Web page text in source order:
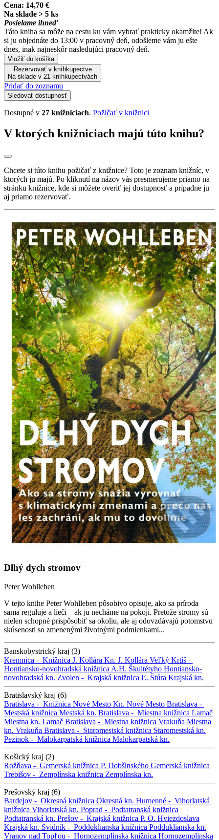
Cena: 14,70 €
Na sklade > 5 ks
Posielame ihneď
Táto kniha sa môže na cestu ku vám vybrať prakticky okamžite! Ak
si ju objednáte do 13:00 v pracovný deň, odošleme vám ju ešte
dnes, inak najneskôr nasledujúci pracovný deň.
Vložiť do košíka
Rezervovať v kníhkupectve
Na sklade v 21 kníhkupectvách
Pridať do zoznamu
Sledovať dostupnosť
Dostupné v 27 knižniciach. Požičať v knižnici
V ktorých knižniciach majú túto knihu?
Chcete si túto knihu požičať z knižnice? Toto je zoznam knižníc, v
ktorých ju majú. Po kliknutí na názov vás presmerujeme priamo na
stránku knižnice, kde si môžete overiť jej dostupnosť a prípadne ju
aj priamo rezervovať.
Dlhý dych stromov
Peter Wohlleben
V tejto knihe Peter Wohlleben pôsobivo opisuje, ako sa príroda
sama reguluje a lieči – ak ju necháme na pokoji. Pretože stromy sú
nielen schopné prispôsobiť sa okoliu, ale aj odovzdávajú potomstvu
skúsenosti so zmenenými životnými podmienkami...
Banskobystrický kraj (3)
Kremnica - Knižnica J. Kollára Kn. J. Kollára Veľký Krtíš -
Hontiansko-novohradská knižnica A.H. Škultétyho Hontiansko-
novohradská kn. Zvolen - Krajská knižnica Ľ. Štúra Krajská kn.
Bratislavský kraj (6)
Bratislava - Knižnica Nové Mesto Kn. Nové Mesto Bratislava -
Mestská knižnica Mestská kn. Bratislava - Miestna knižnica Lamač
Miestna kn. Lamač Bratislava - Miestna knižnica Vrakuňa Miestna
kn. Vrakuňa Bratislava - Staromestská knižnica Staromestská kn.
Pezinok - Malokarpatská knižnica Malokarpatská kn.
Košický kraj (2)
Rožňava - Gemerská knižnica P. Dobšinského Gemerská knižnica
Trebišov - Zemplínska knižnica Zemplínska kn.
Prešovský kraj (6)
Bardejov - Okresná knižnica Okresná kn. Humenné - Vihorlatská
knižnica Vihorlatská kn. Poprad - Podtatranská knižnica
Podtatranská kn. Prešov - Krajská knižnica P. O. Hviezdoslava
Krajská kn. Svidník - Podduklianska knižnica Podduklianska kn.
Vranov nad Topľou - Hornozemplínska knižnica Hornozemplínska